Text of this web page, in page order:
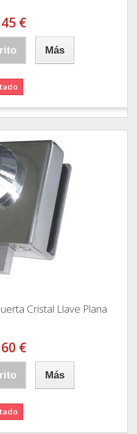
€
Más
Cristal Llave Plana
€
Más